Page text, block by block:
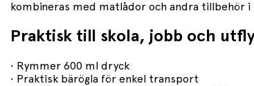
kombineras med matlådor och andra tillbehör i
Praktisk till skola, jobb och
• Rymmer 600 ml dryck
• Praktisk bärögla för enkel transport